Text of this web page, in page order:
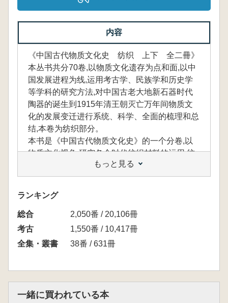
内容
《中国古代物质文化史 纺织 上下 全二冊》
本丛书共分70卷,以物质文化遗存为点和面,以中
国发展进程为线,运用考古学、民族学和历史学
等学科的研究方法,对中国古老大地新石器时代
陶器的诞生到1915年清王朝灭亡万年间物质文
化的发展变迁进行系统、科学、全面的梳理和总
结,本卷为纺织部分。
本书是《中国古代物质文化史》的一个分卷,以
物质文化视角,研究各个时代纺织材料的运用,纺
织工具的进步、纺织品品种的丰富发展,染色工
艺的发展,丝织品纹样的变化、刺绣工艺的精益
求精、不同民族间及与域外纺织文化的
もっと見る
ランキング
総合
2,050番 / 20,106冊
考古
1,550番 / 10,417冊
全集・叢書
38番 / 631冊
一緒に買われている本